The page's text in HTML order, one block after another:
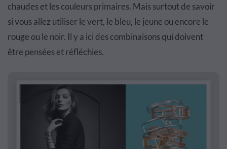
chaudes et les couleurs primaires. Mais surtout de savoir
si vous allez utiliser le vert, le bleu, le jeune ou encore le
rouge ou le noir. Il y a ici des combinaisons qui doivent
être pensées et réfléchies.